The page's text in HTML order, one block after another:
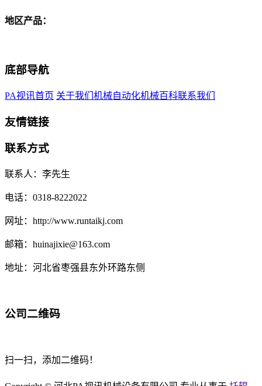
地区产品：
底部导航
PA视讯首页 关于我们 机械自动化机械百科联系我们
友情链接
联系方式
联系人：李先生
电话：0318-8222022
网址：http://www.runtaikj.com
邮箱：huinajixie@163.com
地址：河北省枣强县东外环路东侧
公司二维码
扫一扫，添加二维码！